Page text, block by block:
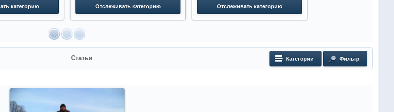
категорию Отслеживать категорию Отслеживать категорию
Статьи Категории Фильтр